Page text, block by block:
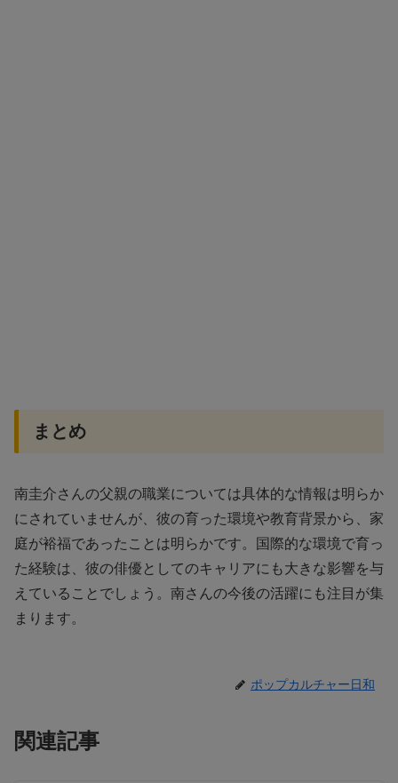
まとめ
南圭介さんの父親の職業については具体的な情報は明らか
にされていませんが、彼の育った環境や教育背景から、家
庭が裕福であったことは明らかです。国際的な環境で育っ
た経験は、彼の俳優としてのキャリアにも大きな影響を与
えていることでしょう。南さんの今後の活躍にも注目が集
まります。
ポップカルチャー日和
関連記事